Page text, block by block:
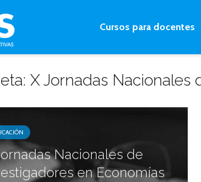
Cursos para docentes
X Jornadas
Nacionales de
en Economías